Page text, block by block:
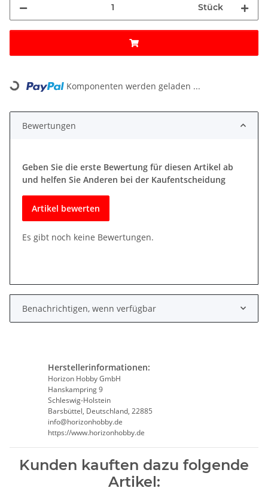
Stück
Loading... Komponenten werden geladen ...
Bewertungen
Geben Sie die erste Bewertung für diesen Artikel ab
und helfen Sie Anderen bei der Kaufentscheidung
Artikel bewerten
Es gibt noch keine Bewertungen.
Benachrichtigen, wenn verfügbar
Herstellerinformationen:
Horizon Hobby GmbH
Hanskampring 9
Schleswig-Holstein
Barsbüttel, Deutschland, 22885
info@horizonhobby.de
https://www.horizonhobby.de
Kunden kauften dazu folgende
Artikel: